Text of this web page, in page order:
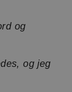
og
og jeg